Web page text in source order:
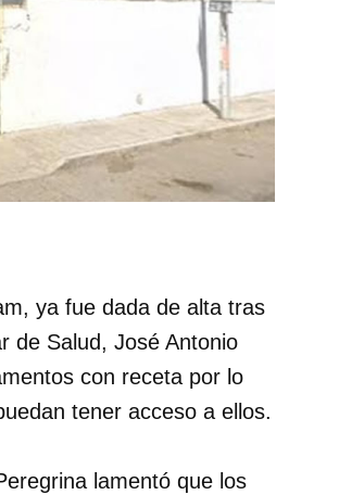
ya fue dada de alta tras
de Salud, José Antonio
con receta por lo
tener acceso a ellos.
lamentó que los